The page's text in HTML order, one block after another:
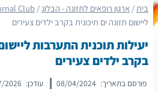
בית/ ארגון רופאים לתזונה - הבלוג/
Club
ליישום תזונה ים תיכונית בקרב ילדים צעירים
יעילות תוכנית התערבות
בקרב ילדים צעירים
פורסם בתאריך: 08/04/2024 עודכן: 2026